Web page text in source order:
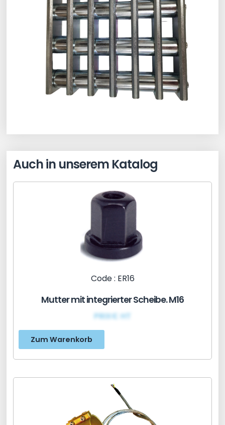
Auch in unserem Katalog
Code : ER16
Mutter mit integrierter Scheibe. M16
PRIX€ HT
Zum Warenkorb